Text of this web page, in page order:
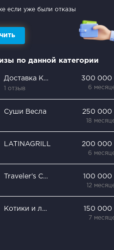
если уже были отказы
по данной категории
Доставка Kaifa
1 отзыв
300 000
6
Суши Весла 250 000
18
LATINAGRILL 200 000
6
Traveler's Coffee 100 000
12
Котики и люди 150 000
7